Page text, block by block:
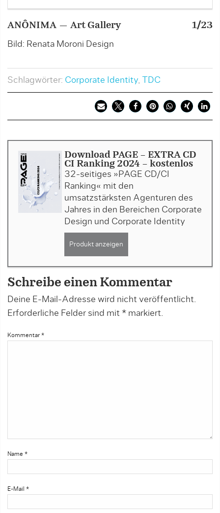
ANÔNIMA — Art Gallery
Bild: Renata Moroni Design
1/23
Schlagwörter: Corporate Identity, TDC
Download PAGE - EXTRA CD
CI Ranking 2024 - kostenlos
32-seitiges »PAGE CD/CI
Ranking« mit den
umsatzstärksten Agenturen des
Jahres in den Bereichen Corporate
Design und Corporate Identity
Produkt anzeigen
Schreibe einen Kommentar
Deine E-Mail-Adresse wird nicht veröffentlicht.
Erforderliche Felder sind mit * markiert.
Kommentar *
Name *
E-Mail *